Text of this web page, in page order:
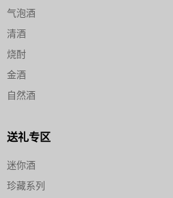
气泡酒
清酒
烧酎
金酒
自然酒
送礼专区
迷你酒
珍藏系列